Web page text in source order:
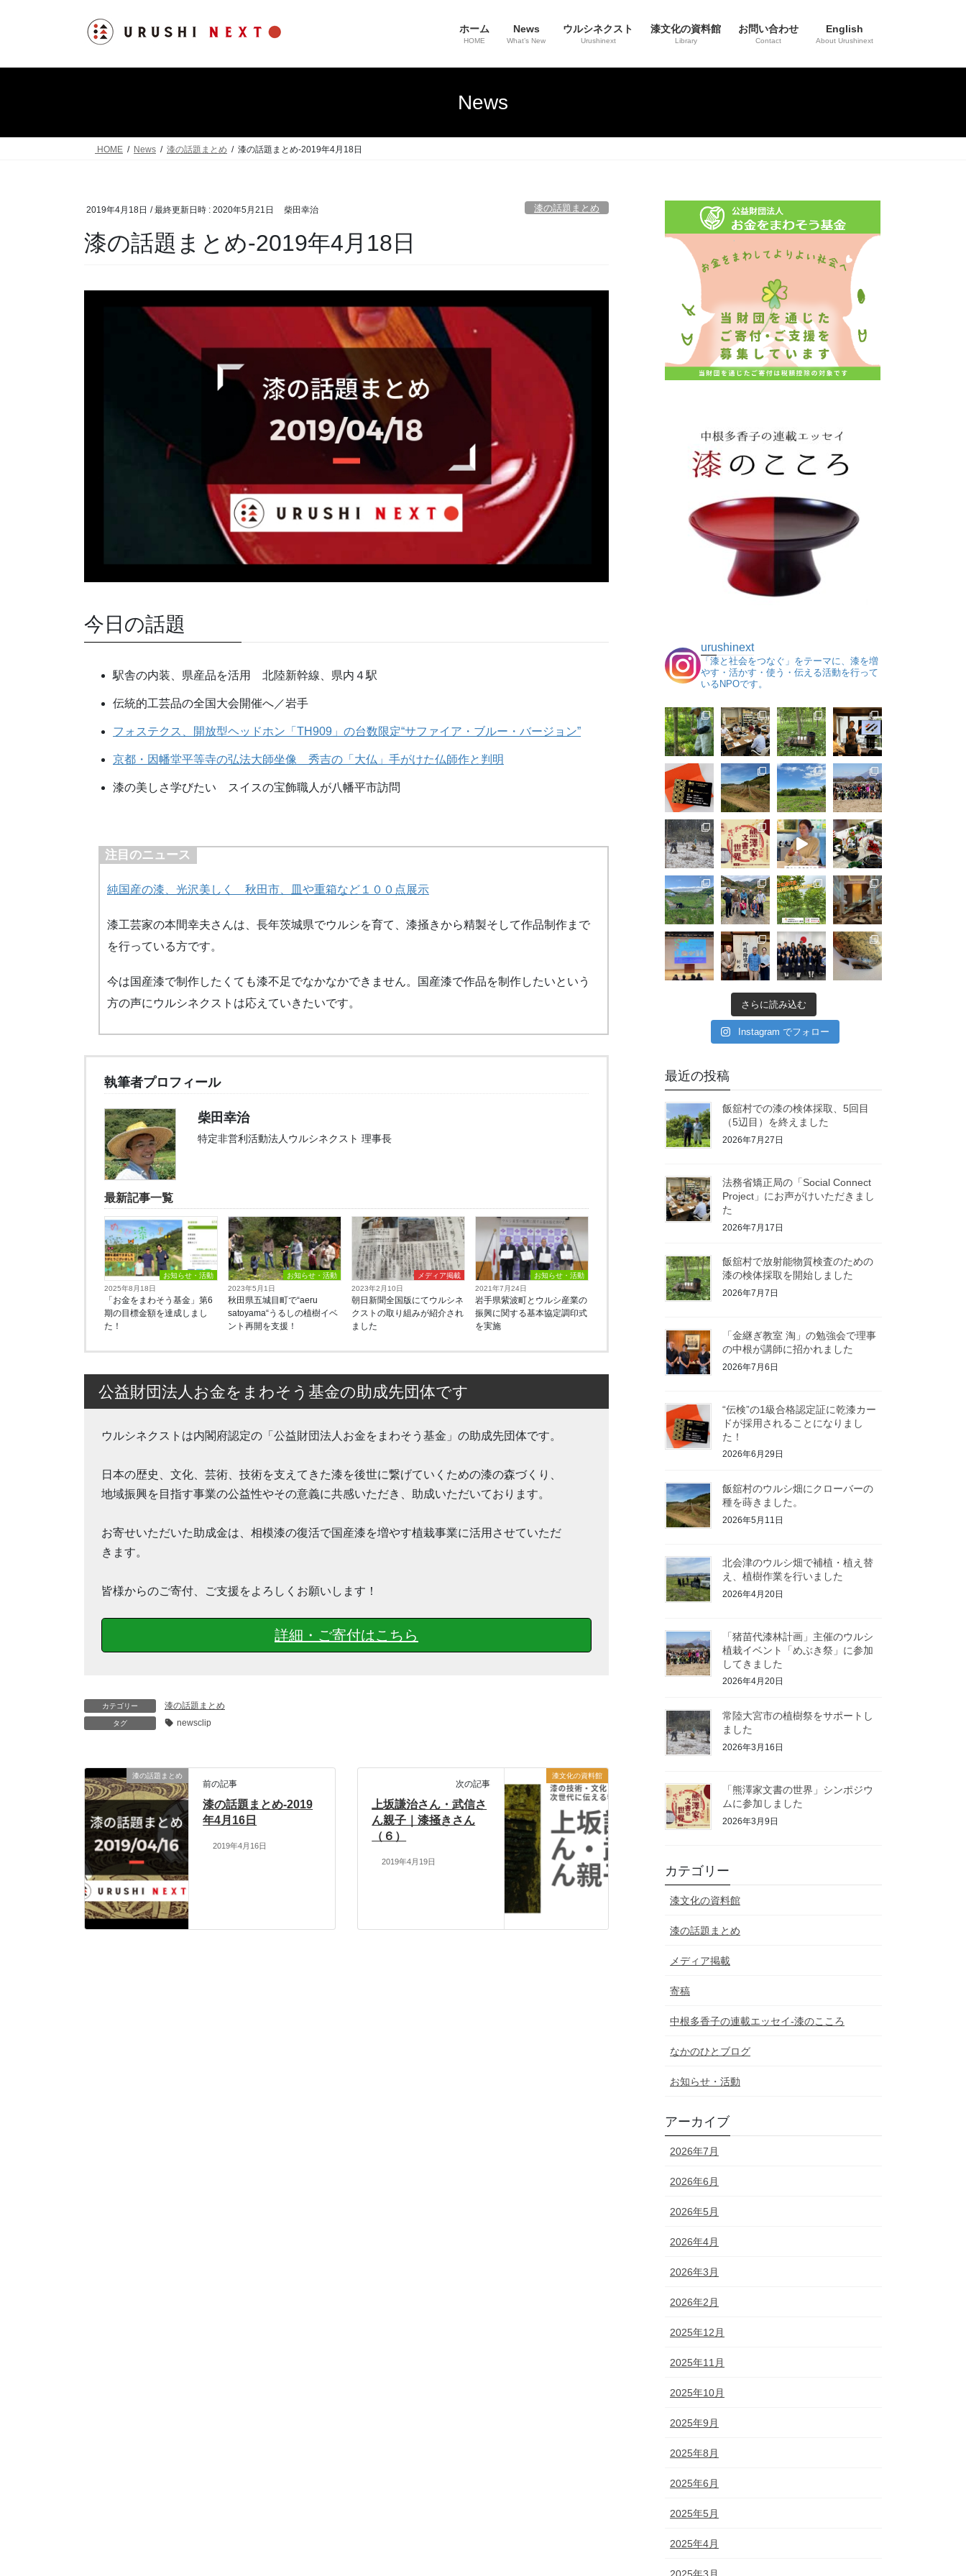
ホーム
HOME
News
What’s New
ウルシネクスト
Urushinext
漆文化の資料館
Library
お問い合わせ
Contact
English
About Urushinext
News
HOME News 漆の話題まとめ 漆の話題まとめ-2019年4月18日
2019年4月18日 / 最終更新日時 : 2020年5月21日 柴田幸治 漆の話題まとめ
漆の話題まとめ-2019年4月18日
今日の話題
駅舎の内装、県産品を活用 北陸新幹線、県内４駅
伝統的工芸品の全国大会開催へ／岩手
フォステクス、開放型ヘッドホン「TH909」の台数限定“サファイア・ブルー・バージョン”
京都・因幡堂平等寺の弘法大師坐像 秀吉の「大仏」手がけた仏師作と判明
漆の美しさ学びたい スイスの宝飾職人が八幡平市訪問
注目のニュース
純国産の漆、光沢美しく 秋田市、皿や重箱など１００点展示
漆工芸家の本間幸夫さんは、長年茨城県でウルシを育て、漆掻きから精製そして作品制作まで
を行っている方です。
今は国産漆で制作したくても漆不足でなかなかできません。国産漆で作品を制作したいという
方の声にウルシネクストは応えていきたいです。
執筆者プロフィール
柴田幸治
特定非営利活動法人ウルシネクスト 理事長
最新記事一覧
お知らせ・活動
2025年8月18日
「お金をまわそう基金」第6
期の目標金額を達成しまし
た！
お知らせ・活動
2023年5月1日
秋田県五城目町で“aeru
satoyama“うるしの植樹イベ
ント再開を支援！
メディア掲載
2023年2月10日
朝日新聞全国版にてウルシネ
クストの取り組みが紹介され
ました
お知らせ・活動
2021年7月24日
岩手県紫波町とウルシ産業の
振興に関する基本協定調印式
を実施
公益財団法人お金をまわそう基金の助成先団体です
ウルシネクストは内閣府認定の「公益財団法人お金をまわそう基金」の助成先団体です。
日本の歴史、文化、芸術、技術を支えてきた漆を後世に繋げていくための漆の森づくり、
地域振興を目指す事業の公益性やその意義に共感いただき、助成いただいております。
お寄せいただいた助成金は、相模漆の復活で国産漆を増やす植栽事業に活用させていただ
きます。
皆様からのご寄付、ご支援をよろしくお願いします！
詳細・ご寄付はこちら
カテゴリー 漆の話題まとめ
タグ newsclip
漆の話題まとめ
前の記事
漆の話題まとめ-2019
年4月16日
2019年4月16日
漆文化の資料館
次の記事
上坂謙治さん・武信さ
ん親子｜漆掻きさん
（６）
2019年4月19日
urushinext
「漆と社会をつなぐ」をテーマに、漆を増
やす・活かす・使う・伝える活動を行って
いるNPOです。
さらに読み込む
Instagram でフォロー
最近の投稿
飯舘村での漆の検体採取、5回目
（5辺目）を終えました
2026年7月27日
法務省矯正局の「Social Connect
Project」にお声がけいただきまし
た
2026年7月17日
飯舘村で放射能物質検査のための
漆の検体採取を開始しました
2026年7月7日
「金継ぎ教室 淘」の勉強会で理事
の中根が講師に招かれました
2026年7月6日
“伝検”の1級合格認定証に乾漆カー
ドが採用されることになりまし
た！
2026年6月29日
飯舘村のウルシ畑にクローバーの
種を蒔きました。
2026年5月11日
北会津のウルシ畑で補植・植え替
え、植樹作業を行いました
2026年4月20日
「猪苗代漆林計画」主催のウルシ
植栽イベント「めぶき祭」に参加
してきました
2026年4月20日
常陸大宮市の植樹祭をサポートし
ました
2026年3月16日
「熊澤家文書の世界」シンポジウ
ムに参加しました
2026年3月9日
カテゴリー
漆文化の資料館
漆の話題まとめ
メディア掲載
寄稿
中根多香子の連載エッセイ-漆のこころ
なかのひとブログ
お知らせ・活動
アーカイブ
2026年7月
2026年6月
2026年5月
2026年4月
2026年3月
2026年2月
2025年12月
2025年11月
2025年10月
2025年9月
2025年8月
2025年6月
2025年5月
2025年4月